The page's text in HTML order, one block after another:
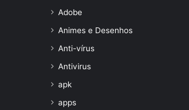
Adobe
Animes e Desenhos
Anti-vírus
Antivirus
apk
apps